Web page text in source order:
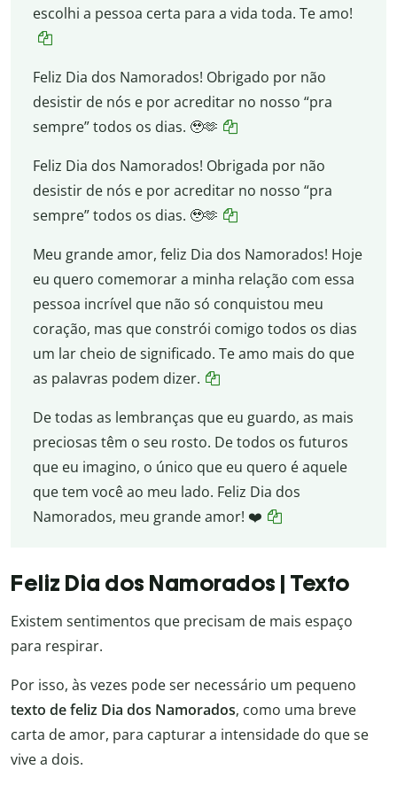
escolhi a pessoa certa para a vida toda. Te amo!
Feliz Dia dos Namorados! Obrigado por não
desistir de nós e por acreditar no nosso “pra
sempre” todos os dias. 🥹🫶
Feliz Dia dos Namorados! Obrigada por não
desistir de nós e por acreditar no nosso “pra
sempre” todos os dias. 🥹🫶
Meu grande amor, feliz Dia dos Namorados! Hoje
eu quero comemorar a minha relação com essa
pessoa incrível que não só conquistou meu
coração, mas que constrói comigo todos os dias
um lar cheio de significado. Te amo mais do que
as palavras podem dizer.
De todas as lembranças que eu guardo, as mais
preciosas têm o seu rosto. De todos os futuros
que eu imagino, o único que eu quero é aquele
que tem você ao meu lado. Feliz Dia dos
Namorados, meu grande amor! ❤️
Feliz Dia dos Namorados | Texto
Existem sentimentos que precisam de mais espaço
para respirar.
Por isso, às vezes pode ser necessário um pequeno
texto de feliz Dia dos Namorados, como uma breve
carta de amor, para capturar a intensidade do que se
vive a dois.